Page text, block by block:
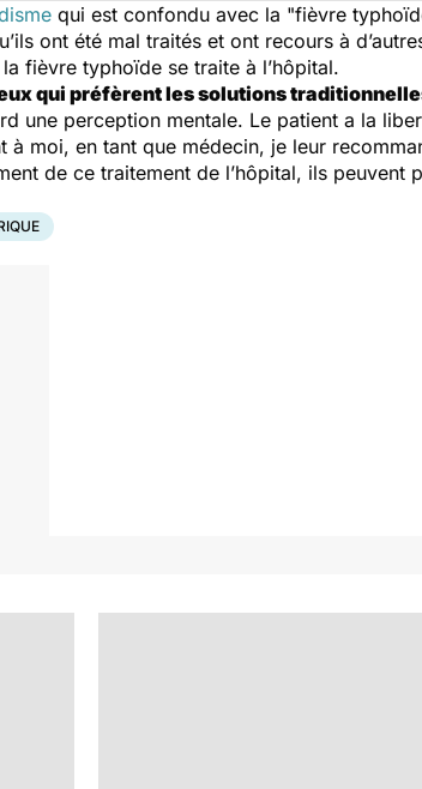
qui est confondu avec la "fièvre
ont été mal traités et ont recours à
fièvre typhoïde se traite à l’hôpital.
qui préfèrent les solutions
une perception mentale. Le patient a la
à moi, en tant que médecin, je leur
de ce traitement de l’hôpital, ils peuvent